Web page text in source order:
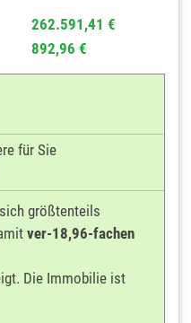
262.591,41 €
892,96 €
für Sie
größtenteils
ver-18,96-fachen
Die Immobilie ist